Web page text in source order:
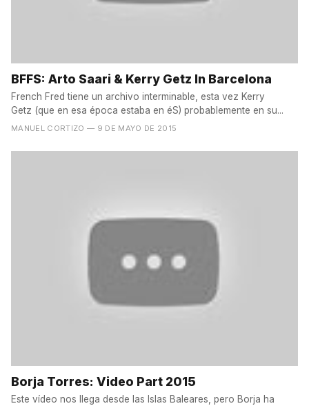
BFFS: Arto Saari & Kerry Getz In Barcelona
French Fred tiene un archivo interminable, esta vez Kerry
Getz (que en esa época estaba en éS) probablemente en su...
MANUEL CORTIZO — 9 DE MAYO DE 2015
Borja Torres: Video Part 2015
Este vídeo nos llega desde las Islas Baleares, pero Borja ha